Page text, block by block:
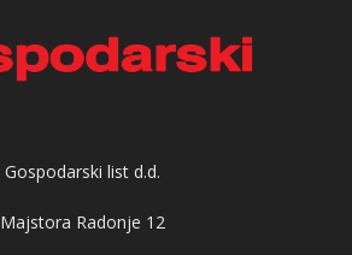
Gospodarski list d.d.
Majstora Radonje 12